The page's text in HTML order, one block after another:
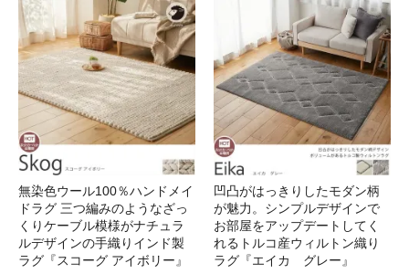
無染色ウール100％ハンドメイ
ドラグ 三つ編みのようなざっ
くりケーブル模様がナチュラ
ルデザインの手織りインド製
ラグ『スコーグ アイボリー』
凹凸がはっきりしたモダン柄
が魅力。シンプルデザインで
お部屋をアップデートしてく
れるトルコ産ウィルトン織り
ラグ『エイカ グレー』